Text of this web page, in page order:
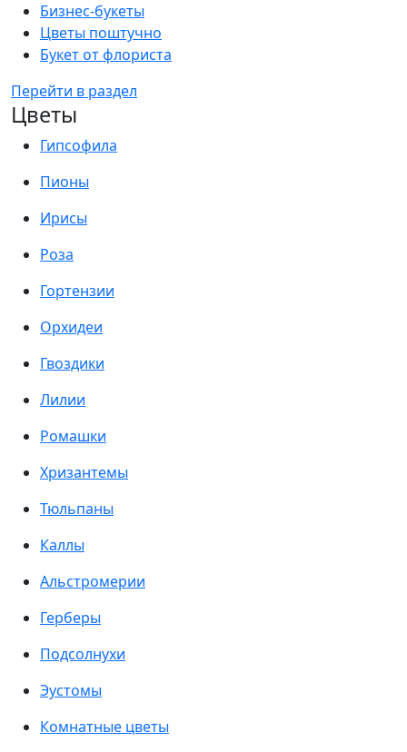
Бизнес-букеты
Цветы поштучно
Букет от флориста
Перейти в раздел
Цветы
Гипсофила
Пионы
Ирисы
Роза
Гортензии
Орхидеи
Гвоздики
Лилии
Ромашки
Хризантемы
Тюльпаны
Каллы
Альстромерии
Герберы
Подсолнухи
Эустомы
Комнатные цветы